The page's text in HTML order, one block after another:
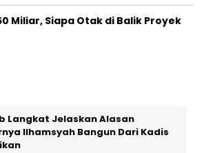
Miliar, Siapa Otak di Balik Proyek
Langkat Jelaskan Alasan
Ilhamsyah Bangun Dari Kadis